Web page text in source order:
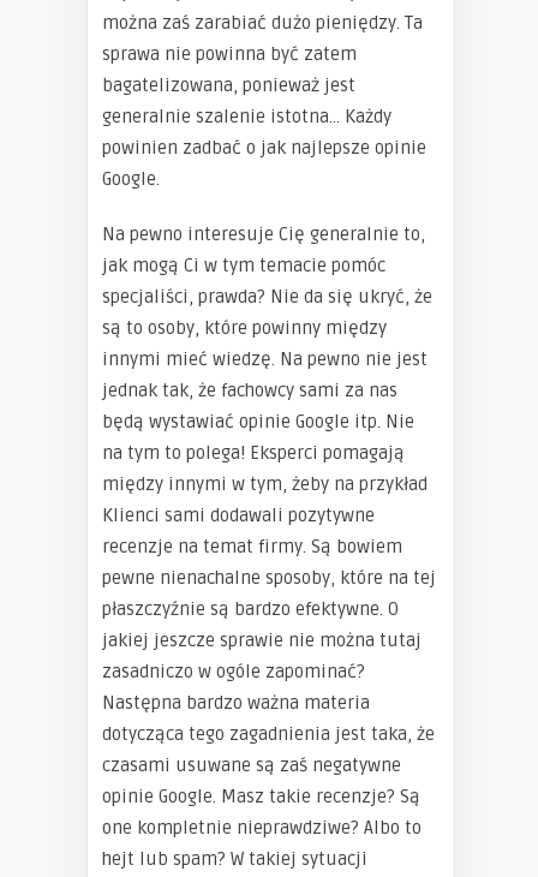
można zaś zarabiać dużo pieniędzy. Ta
sprawa nie powinna być zatem
bagatelizowana, ponieważ jest
generalnie szalenie istotna… Każdy
powinien zadbać o jak najlepsze opinie
Google.
Na pewno interesuje Cię generalnie to,
jak mogą Ci w tym temacie pomóc
specjaliści, prawda? Nie da się ukryć, że
są to osoby, które powinny między
innymi mieć wiedzę. Na pewno nie jest
jednak tak, że fachowcy sami za nas
będą wystawiać opinie Google itp. Nie
na tym to polega! Eksperci pomagają
między innymi w tym, żeby na przykład
Klienci sami dodawali pozytywne
recenzje na temat firmy. Są bowiem
pewne nienachalne sposoby, które na tej
płaszczyźnie są bardzo efektywne. O
jakiej jeszcze sprawie nie można tutaj
zasadniczo w ogóle zapominać?
Następna bardzo ważna materia
dotycząca tego zagadnienia jest taka, że
czasami usuwane są zaś negatywne
opinie Google. Masz takie recenzje? Są
one kompletnie nieprawdziwe? Albo to
hejt lub spam? W takiej sytuacji